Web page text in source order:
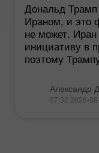
Дональд Трамп
Ираном, и это
не может.
инициативу в
поэтому
Александр
07:32 2026-